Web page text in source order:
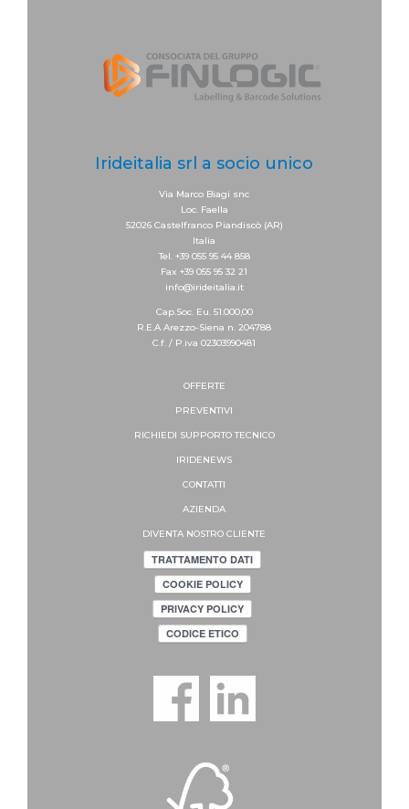
Irideitalia srl a socio unico
Via Marco Biagi snc
Loc. Faella
52026 Castelfranco Piandiscò (AR)
Italia
Tel. +39 055 95 44 858
Fax +39 055 95 32 21
info@irideitalia.it
Cap.Soc. Eu. 51.000,00
R.E.A Arezzo-Siena n. 204788
C.f. / P.iva 02303990481
OFFERTE
PREVENTIVI
RICHIEDI SUPPORTOTECNICO
IRIDENEWS
CONTATTI
AZIENDA
DIVENTA NOSTRO CLIENTE